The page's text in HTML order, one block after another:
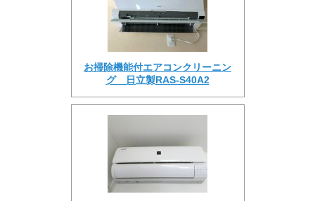
お掃除機能付エアコンクリーニン
グ 日立製RAS-S40A2